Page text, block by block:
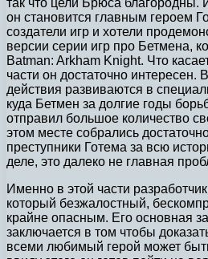
он становится главным героем
создатели игр и хотели
версии серии игр про Бетмена,
Batman: Arkham Knight. Что
части он достаточно интересен.
действия развиваются в
куда Бетмен за долгие годы
отправил большое количество
этом месте собрались
преступники Готема за всю
деле, это далеко не главная
Именно в этой части
который безжалостный,
крайне опасным. Его основная
заключается в том чтобы
всеми любимый герой может